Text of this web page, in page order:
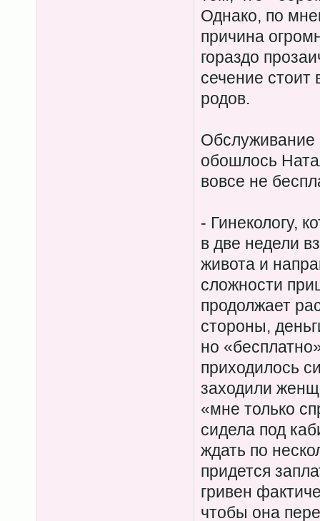
Однако, по
причина
гораздо
сечение стоит
родов.
Обслуживание
обошлось
вовсе не
- Гинекологу,
в две недели
живота и
сложности
продолжает
стороны,
но
приходилось
заходили
«мне только
сидела под
ждать по
придется
гривен
чтобы она